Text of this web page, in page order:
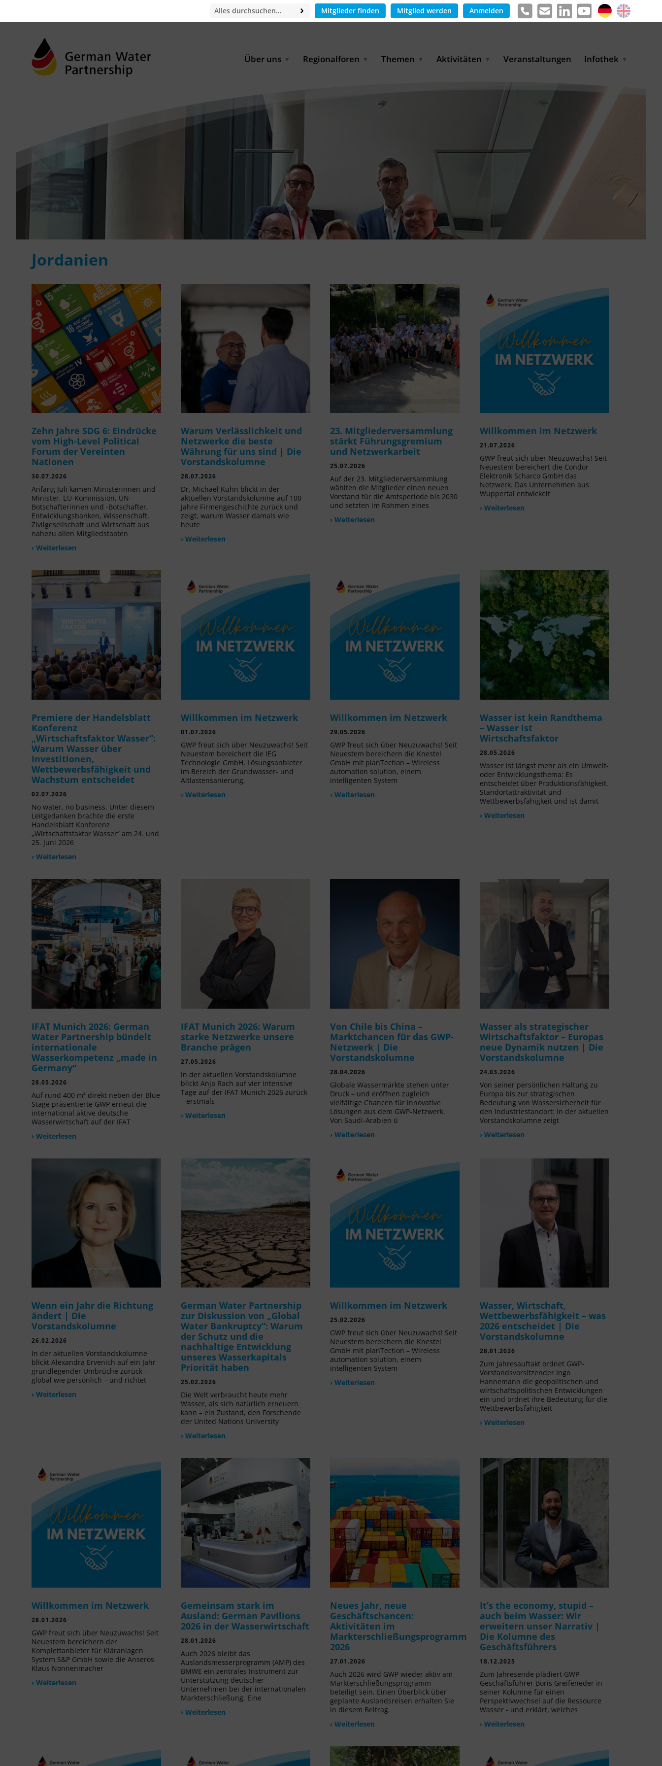
Mitglieder finden Mitglied werden Anmelden
Über uns
Geschäftsstelle
Partner & Kooperationen
Karriere
Regionalforen
Ostasien
Süd- & Südostasien
Themen
Landwirtschaftliche
Wasser und Energie
Digital Water
Wasserstoff
Aktivitäten
WASANet | Vernetzungs-
Betreiberpartnerschaften
Partnerschaftsprojekte
BMUKN-Exportinitiative
Umweltschutz
Veranstaltungen Infothek
Jordanien
Zehn Jahre SDG 6: Eindrücke
vom High-Level Political
Forum der Vereinten
Nationen
30.07.2026
Anfang Juli kamen Ministerinnen und
Minister, EU-Kommission, UN-
Botschafterinnen und -Botschafter,
Entwicklungsbanken, Wissenschaft,
Zivilgesellschaft und Wirtschaft aus
nahezu allen Mitgliedstaaten
› Weiterlesen
Warum Verlässlichkeit und
Netzwerke die beste
Währung für uns sind | Die
Vorstandskolumne
28.07.2026
Dr. Michael Kuhn blickt in der
aktuellen Vorstandskolumne auf 100
Jahre Firmengeschichte zurück und
zeigt, warum Wasser damals wie
heute
› Weiterlesen
23. Mitgliederversammlung
stärkt Führungsgremium
und Netzwerkarbeit
25.07.2026
Auf der 23. Mitgliederversammlung
wählten die Mitglieder einen neuen
Vorstand für die Amtsperiode bis 2030
und setzten im Rahmen eines
› Weiterlesen
Willkommen im Netzwerk
21.07.2026
GWP freut sich über Neuzuwachs! Seit
Neuestem bereichert die Condor
Elektronik Scharco GmbH das
Netzwerk. Das Unternehmen aus
Wuppertal entwickelt
› Weiterlesen
Premiere der Handelsblatt
Konferenz
„Wirtschaftsfaktor Wasser“:
Warum Wasser über
Investitionen,
Wettbewerbsfähigkeit und
Wachstum entscheidet
02.07.2026
No water, no business. Unter diesem
Leitgedanken brachte die erste
Handelsblatt Konferenz
„Wirtschaftsfaktor Wasser“ am 24. und
25. Juni 2026
› Weiterlesen
Willkommen im Netzwerk
01.07.2026
GWP freut sich über Neuzuwachs! Seit
Neuestem bereichert die IEG
Technologie GmbH, Lösungsanbieter
im Bereich der Grundwasser- und
Altlastensanierung,
› Weiterlesen
Willkommen im Netzwerk
29.05.2026
GWP freut sich über Neuzuwachs! Seit
Neuestem bereichern die Knestel
GmbH mit planTection – Wireless
automation solution, einem
intelligenten System
› Weiterlesen
Wasser ist kein Randthema
– Wasser ist
Wirtschaftsfaktor
28.05.2026
Wasser ist längst mehr als ein Umwelt-
oder Entwicklungsthema: Es
entscheidet über Produktionsfähigkeit,
Standortattraktivität und
Wettbewerbsfähigkeit und ist damit
› Weiterlesen
IFAT Munich 2026: German
Water Partnership bündelt
internationale
Wasserkompetenz „made in
Germany“
28.05.2026
Auf rund 400 m² direkt neben der Blue
Stage präsentierte GWP erneut die
international aktive deutsche
Wasserwirtschaft auf der IFAT
› Weiterlesen
IFAT Munich 2026: Warum
starke Netzwerke unsere
Branche prägen
27.05.2026
In der aktuellen Vorstandskolumne
blickt Anja Rach auf vier intensive
Tage auf der IFAT Munich 2026 zurück
– erstmals
› Weiterlesen
Von Chile bis China –
Marktchancen für das GWP-
Netzwerk | Die
Vorstandskolumne
28.04.2026
Globale Wassermärkte stehen unter
Druck – und eröffnen zugleich
vielfältige Chancen für innovative
Lösungen aus dem GWP-Netzwerk.
Von Saudi-Arabien ü
› Weiterlesen
Wasser als strategischer
Wirtschaftsfaktor – Europas
neue Dynamik nutzen | Die
Vorstandskolumne
24.03.2026
Von seiner persönlichen Haltung zu
Europa bis zur strategischen
Bedeutung von Wassersicherheit für
den Industriestandort: In der aktuellen
Vorstandskolumne zeigt
› Weiterlesen
Wenn ein Jahr die Richtung
ändert | Die
Vorstandskolumne
26.02.2026
In der aktuellen Vorstandskolumne
blickt Alexandra Ervenich auf ein Jahr
grundlegender Umbrüche zurück –
global wie persönlich – und richtet
› Weiterlesen
German Water Partnership
zur Diskussion von „Global
Water Bankruptcy“: Warum
der Schutz und die
nachhaltige Entwicklung
unseres Wasserkapitals
Priorität haben
25.02.2026
Die Welt verbraucht heute mehr
Wasser, als sich natürlich erneuern
kann – ein Zustand, den Forschende
der United Nations University
› Weiterlesen
Willkommen im Netzwerk
25.02.2026
GWP freut sich über Neuzuwachs! Seit
Neuestem bereichern die Knestel
GmbH mit planTection – Wireless
automation solution, einem
intelligenten System
› Weiterlesen
Wasser, Wirtschaft,
Wettbewerbsfähigkeit – was
2026 entscheidet | Die
Vorstandskolumne
28.01.2026
Zum Jahresauftakt ordnet GWP-
Vorstandsvorsitzender Ingo
Hannemann die geopolitischen und
wirtschaftspolitischen Entwicklungen
ein und ordnet ihre Bedeutung für die
Wettbewerbsfähigkeit
› Weiterlesen
Willkommen im Netzwerk
28.01.2026
GWP freut sich über Neuzuwachs! Seit
Neuestem bereichern der
Komplettanbieter für Kläranlagen
System S&P GmbH sowie die Anseros
Klaus Nonnenmacher
› Weiterlesen
Gemeinsam stark im
Ausland: German Pavilions
2026 in der Wasserwirtschaft
28.01.2026
Auch 2026 bleibt das
Auslandsmesserprogramm (AMP) des
BMWE ein zentrales Instrument zur
Unterstützung deutscher
Unternehmen bei der internationalen
Markterschließung. Eine
› Weiterlesen
Neues Jahr, neue
Geschäftschancen:
Aktivitäten im
Markterschließungsprogramm
2026
27.01.2026
Auch 2026 wird GWP wieder aktiv am
Markterschließungsprogramm
beteiligt sein. Einen Überblick über
geplante Auslandsreisen erhalten Sie
in diesem Beitrag.
› Weiterlesen
It’s the economy, stupid –
auch beim Wasser: Wir
erweitern unser Narrativ |
Die Kolumne des
Geschäftsführers
18.12.2025
Zum Jahresende plädiert GWP-
Geschäftsführer Boris Greifeneder in
seiner Kolumne für einen
Perspektivwechsel auf die Ressource
Wasser - und erklärt, welches
› Weiterlesen